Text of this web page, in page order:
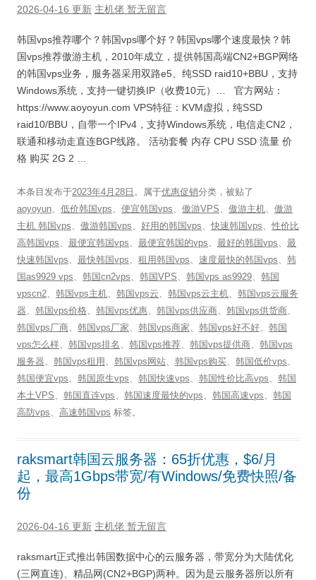
2026-04-16 更新 主机佬 暂无留言
韩国vps推荐哪个？韩国vps哪个好？韩国vps哪个速度最快？韩
国vps推荐傲游主机，2010年成立，提供韩国高端CN2+BGP网络
的韩国vps业务，服务器采用双路e5、纯SSD raid10+BBU，支持
Windows系统，支持一键切换IP（收费10元）… 官方网站：
https://www.aoyoyun.com VPS特征：KVM虚拟，纯SSD
raid10/BBU，自带一个IPv4，支持Windows系统，电信走CN2，
联通和移动走直连BGP线路。 活动套餐 内存 CPU SSD 流量 价
格 购买 2G 2 …
本条目发布于2023年4月28日 。属于优惠促销分类，被贴了
aoyoyun、 低价韩国vps、 便宜韩国vps、 傲游VPS、 傲游主机、 傲游
主机 韩国vps、 傲游韩国vps、 好用的韩国vps、 快速韩国vps、 性价比
高韩国vps、 最便宜韩国vps、 最便宜韩国的vps、 最好的韩国vps、 最
快速韩国vps、 最快韩国vps、 租用韩国vps、 速度最快的韩国vps、 韩
国as9929 vps、 韩国cn2vps、 韩国VPS、 韩国vps as9929、 韩国
vpscn2、 韩国vps主机、 韩国vps云、 韩国vps云主机、 韩国vps云服务
器、 韩国vps价格、 韩国vps优惠、 韩国vps供应商、 韩国vps供货商、
韩国vps厂商、 韩国vps厂家、 韩国vps商家、 韩国vps好不好、 韩国
vps怎么样、 韩国vps排名 、 韩国vps推荐、 韩国vps提供商、 韩国vps
服务器、 韩国vps租用 、 韩国vps网站、 韩国vps购买、 韩国低价vps、
韩国便宜vps、 韩国原生vps、 韩国快速vps、 韩国性价比高vps、 韩国
本土VPS、 韩国直连vps、 韩国速度最快的vps、 韩国高速vps、 韩国
高防vps、 高速韩国vps 标签。
raksmart韩国云服务器：65折优惠，$6/月
起，最高1Gbps带宽/有Windows/免费快照/备
份
2026-04-16 更新 主机佬 暂无留言
raksmart正式推出韩国数据中心的云服务器，带宽分为大陆优化
(三网直连)、精品网(CN2+BGP)两种。因为是云服务器所以所有